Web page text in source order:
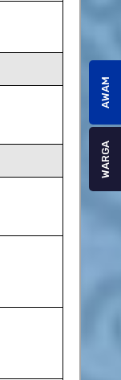
AWAM
WARGA